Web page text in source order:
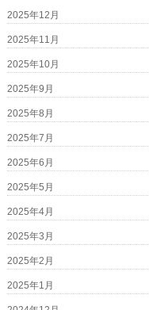
2025年12月
2025年11月
2025年10月
2025年9月
2025年8月
2025年7月
2025年6月
2025年5月
2025年4月
2025年3月
2025年2月
2025年1月